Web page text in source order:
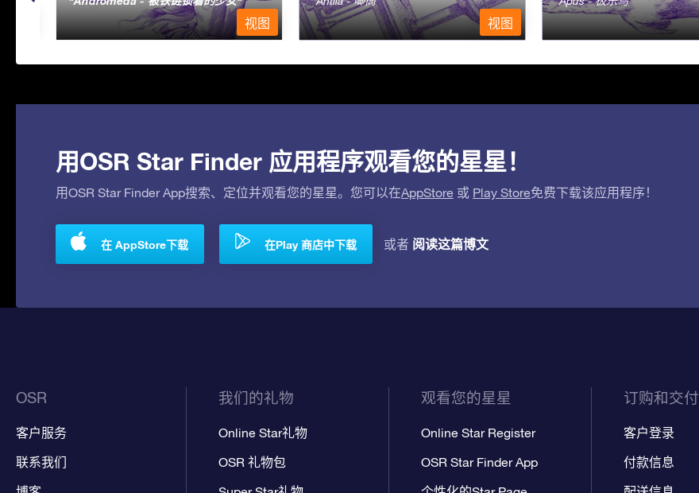
视图 视图
用OSR Star Finder 应用程序观看您的星星！
用OSR Star Finder App搜索、定位并观看您的星星。您可以在AppStore 或 Play Store免费下载该应用程序！
在 AppStore下载 在Play 商店中下载 或者 阅读这篇博文
OSR
客户服务
联系我们
我们的礼物
Online Star礼物
OSR 礼物包
观看您的星星
Online Star Register
OSR Star Finder App
订购和交付
客户登录
付款信息